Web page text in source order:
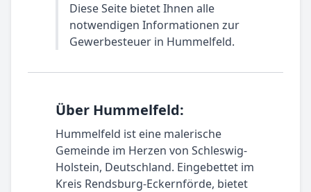
Diese Seite bietet Ihnen alle
notwendigen Informationen zur
Gewerbesteuer in Hummelfeld.
Über Hummelfeld:
Hummelfeld ist eine malerische
Gemeinde im Herzen von Schleswig-
Holstein, Deutschland. Eingebettet im
Kreis Rendsburg-Eckernförde, bietet